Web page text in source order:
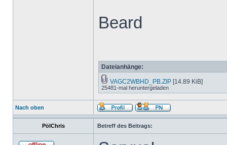
Beard
Dateianhänge:
VAGC2WBHD_PB.ZIP [14.89 KiB]
25481-mal heruntergeladen
Nach oben
PölChris Betreff des Beitrags: